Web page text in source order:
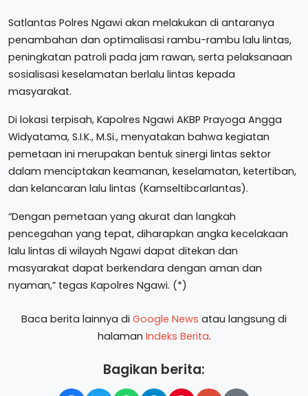
Satlantas Polres Ngawi akan melakukan di antaranya
penambahan dan optimalisasi rambu-rambu lalu lintas,
peningkatan patroli pada jam rawan, serta pelaksanaan
sosialisasi keselamatan berlalu lintas kepada
masyarakat.
Di lokasi terpisah, Kapolres Ngawi AKBP Prayoga Angga
Widyatama, S.I.K., M.Si., menyatakan bahwa kegiatan
pemetaan ini merupakan bentuk sinergi lintas sektor
dalam menciptakan keamanan, keselamatan, ketertiban,
dan kelancaran lalu lintas (Kamseltibcarlantas).
“Dengan pemetaan yang akurat dan langkah
pencegahan yang tepat, diharapkan angka kecelakaan
lalu lintas di wilayah Ngawi dapat ditekan dan
masyarakat dapat berkendara dengan aman dan
nyaman,” tegas Kapolres Ngawi. (*)
Baca berita lainnya di Google News atau langsung di
halaman Indeks Berita.
Bagikan berita: